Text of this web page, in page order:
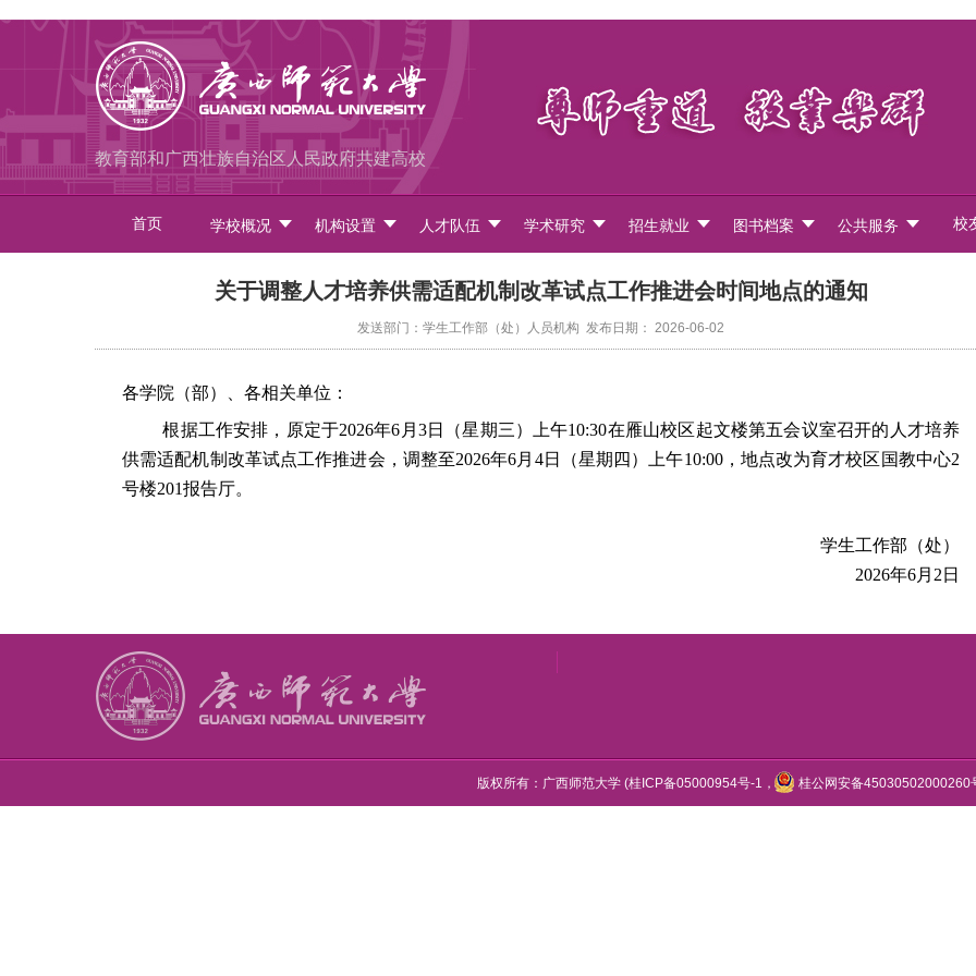
教育部和广西壮族自治区人民政府共建高校
首页 学校概况 机构设置 人才队伍 学术研究 招生就业 图书档案 公共服务 校
关于调整人才培养供需适配机制改革试点工作推进会时间地点的通知
发送部门：学生工作部（处）人员机构 发布日期： 2026-06-02
各学院 （部）、各相关单位：
根据工作安排，原定于2026年6 月 3日（星期三） 上午10:30在雁山校区起文楼第五会议室召开的人才培养
供需适配机制改革试点工作推进会 ， 调整至2026年6月 4日（星期 四 ） 上午10:00，地点改为育才校区国教中心2
号楼201报告厅。
学生工作部（处）
2026年6月2日
版权所有：广西师范大学 (桂ICP备05000954号-1 ， 桂公网安备45030502000260